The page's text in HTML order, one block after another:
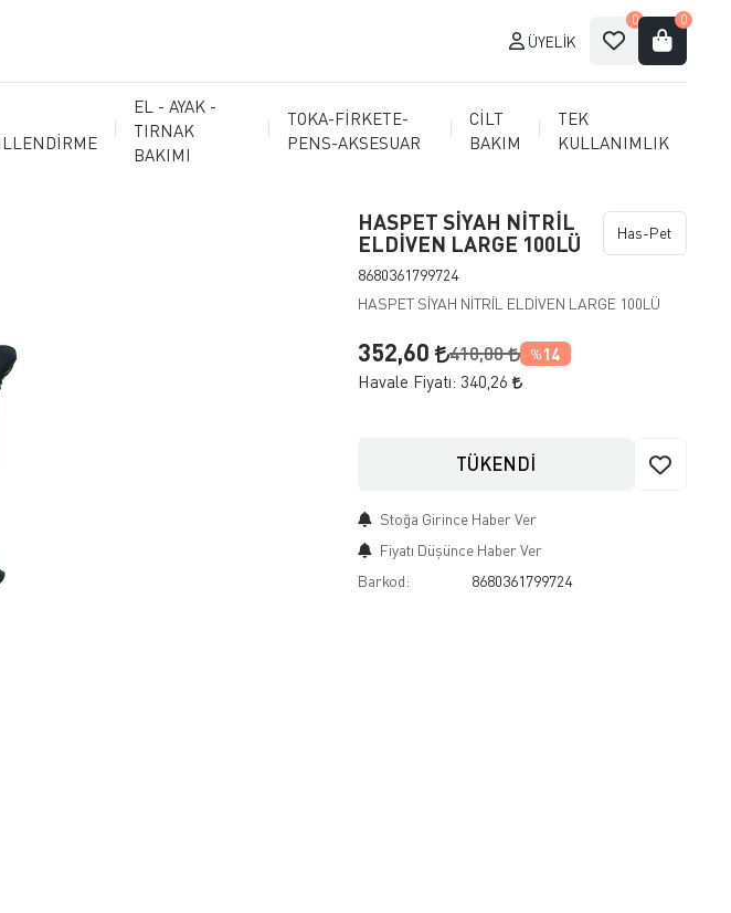
ÜYELIK
0 0
EL - AYAK -
TIRNAK
BAKIMI
TOKA-FİRKETE-
PENS-AKSESUAR
CİLT
BAKIM
TEK
KULLANIMLIK
HASPET SİYAH NİTRİL
ELDİVEN LARGE 100LÜ
8680361799724
Has-Pet
HASPET SİYAH NİTRİL ELDİVEN LARGE 100LÜ
352,60 410,00 % 14
Havale Fiyatı: 340,26
TÜKENDİ
Stoğa Girince Haber Ver
Fiyatı Düşünce Haber Ver
Barkod:
8680361799724